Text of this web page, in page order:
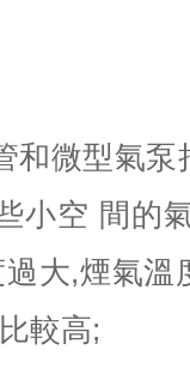
和微型氣
小空 間的
大,煙氣
較高;